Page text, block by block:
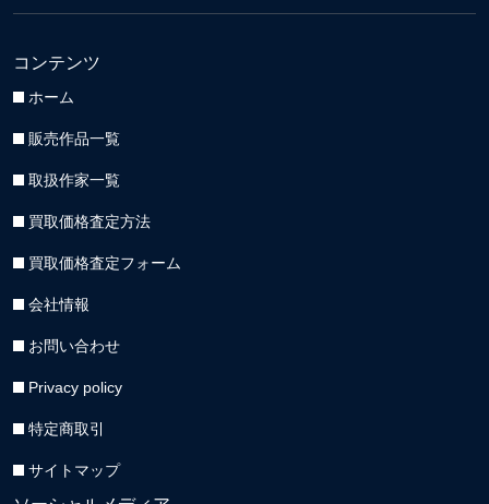
コンテンツ
ホーム
販売作品一覧
取扱作家一覧
買取価格査定方法
買取価格査定フォーム
会社情報
お問い合わせ
Privacy policy
特定商取引
サイトマップ